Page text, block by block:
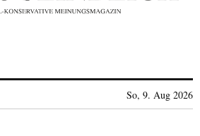
So, 9. Aug 2026